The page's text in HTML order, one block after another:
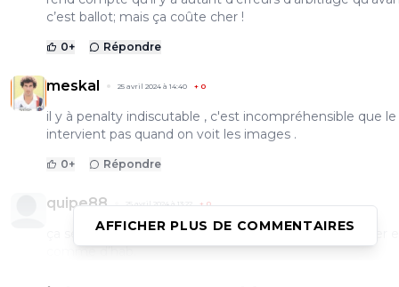
c’est ballot; mais ça coûte cher !
0+ Répondre
meskal 25 avril 2024 à 14:40 + 0
il y à penalty indiscutable , c'est incompréhensible que le
intervient pas quand on voit les images .
0+ Répondre
quipe88 25 avril 2024 à 13:22 + 0
ça sert à quoi de favoriser Monaco, ils vont se ridiculiser
comme d’hab.
AFFICHER PLUS DE COMMENTAIRES